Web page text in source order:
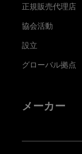
正規販売代理店
協会活動
設立
グローバル拠点
メーカー